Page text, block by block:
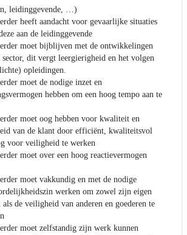
leidinggevende, …)
heeft aandacht voor gevaarlijke situaties
aan de leidinggevende
moet bijblijven met de ontwikkelingen
sector, dit vergt leergierigheid en het volgen
opleidingen.
moet de nodige inzet en
hebben om een hoog tempo aan te
moet oog hebben voor kwaliteit en
van de klant door efficiënt, kwaliteitsvol
voor veiligheid te werken
moet over een hoog reactievermogen
moet vakkundig en met de nodige
werken om zowel zijn eigen
de veiligheid van anderen en goederen te
moet zelfstandig zijn werk kunnen